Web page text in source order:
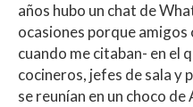
años hubo un chat de
ocasiones porque amigos
cuando me citaban- en el
cocineros, jefes de sala y
se reunían en un choco